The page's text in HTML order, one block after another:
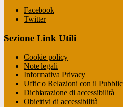
Facebook
Twitter
Sezione Link Utili
Cookie policy
Note legali
Informativa Privacy
Ufficio Relazioni con il
Dichiarazione di accessibilità
Obiettivi di accessibilità